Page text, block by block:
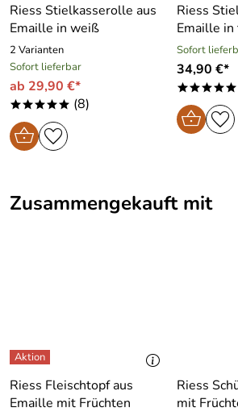
Riess Stielkasserolle aus
Emaille in weiß
2 Varianten
Sofort lieferbar
ab 29,90 €*
***** (8)
Riess
Emaille
Sofort
34,90 €*
*****
Zusammengekauft mit
Riess Fleischtopf aus
Emaille mit Früchten
Riess
mit